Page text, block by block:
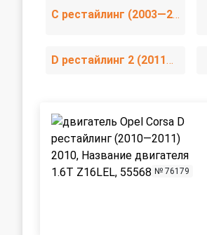
C рестайлинг (2003—2006)
D рестайлинг 2 (2011—2014)
№ 76179